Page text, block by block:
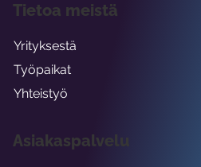
Asiakaspalvelu
Tietoa meistä
Yrityksestä
Työpaikat
Yhteistyö